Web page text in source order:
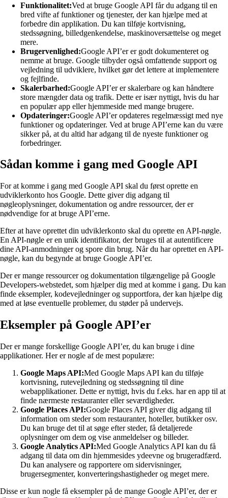
Funktionalitet:Ved at bruge Google API får du adgang til en
bred vifte af funktioner og tjenester, der kan hjælpe med at
forbedre din applikation. Du kan tilføje kortvisning,
stedssøgning, billedgenkendelse, maskinoversættelse og meget
mere.
Brugervenlighed:Google API’er er godt dokumenteret og
nemme at bruge. Google tilbyder også omfattende support og
vejledning til udviklere, hvilket gør det lettere at implementere
og fejlfinde.
Skalerbarhed:Google API’er er skalerbare og kan håndtere
store mængder data og trafik. Dette er især nyttigt, hvis du har
en populær app eller hjemmeside med mange brugere.
Opdateringer:Google API’er opdateres regelmæssigt med nye
funktioner og opdateringer. Ved at bruge API’erne kan du være
sikker på, at du altid har adgang til de nyeste funktioner og
forbedringer.
Sådan komme i gang med Google API
For at komme i gang med Google API skal du først oprette en
udviklerkonto hos Google. Dette giver dig adgang til
nøgleoplysninger, dokumentation og andre ressourcer, der er
nødvendige for at bruge API’erne.
Efter at have oprettet din udviklerkonto skal du oprette en API-nøgle.
En API-nøgle er en unik identifikator, der bruges til at autentificere
dine API-anmodninger og spore din brug. Når du har oprettet en API-
nøgle, kan du begynde at bruge Google API’er.
Der er mange ressourcer og dokumentation tilgængelige på Google
Developers-webstedet, som hjælper dig med at komme i gang. Du kan
finde eksempler, kodevejledninger og supportfora, der kan hjælpe dig
med at løse eventuelle problemer, du støder på undervejs.
Eksempler på Google API’er
Der er mange forskellige Google API’er, du kan bruge i dine
applikationer. Her er nogle af de mest populære:
Google Maps API:Med Google Maps API kan du tilføje
kortvisning, rutevejledning og stedssøgning til dine
webapplikationer. Dette er nyttigt, hvis du f.eks. har en app til at
finde nærmeste restauranter eller seværdigheder.
Google Places API:Google Places API giver dig adgang til
information om steder som restauranter, hoteller, butikker osv.
Du kan bruge det til at søge efter steder, få detaljerede
oplysninger om dem og vise anmeldelser og billeder.
Google Analytics API:Med Google Analytics API kan du få
adgang til data om din hjemmesides ydeevne og brugeradfærd.
Du kan analysere og rapportere om sidervisninger,
brugersegmenter, konverteringshastigheder og meget mere.
Disse er kun nogle få eksempler på de mange Google API’er, der er